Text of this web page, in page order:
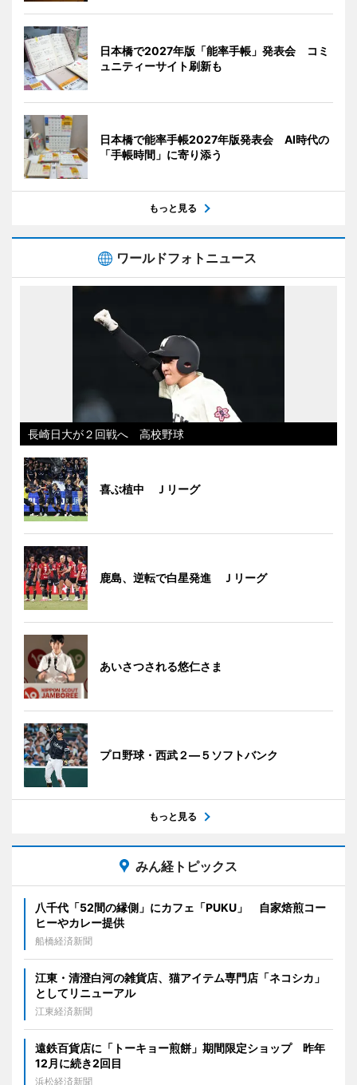
日本橋で2027年版「能率手帳」発表会 コミ
ュニティーサイト刷新も
日本橋で能率手帳2027年版発表会 AI時代の
「手帳時間」に寄り添う
もっと見る
ワールドフォトニュース
長崎日大が２回戦へ 高校野球
喜ぶ植中 Ｊリーグ
鹿島、逆転で白星発進 Ｊリーグ
あいさつされる悠仁さま
プロ野球・西武２―５ソフトバンク
もっと見る
みん経トピックス
八千代「52間の縁側」にカフェ「PUKU」 自家焙煎コー
ヒーやカレー提供
船橋経済新聞
江東・清澄白河の雑貨店、猫アイテム専門店「ネコシカ」
としてリニューアル
江東経済新聞
遠鉄百貨店に「トーキョー煎餅」期間限定ショップ 昨年
12月に続き2回目
浜松経済新聞